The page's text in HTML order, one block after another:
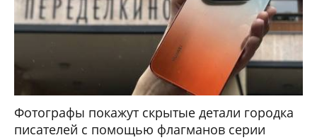
Фотографы покажут скрытые детали городка
писателей с помощью флагманов серии